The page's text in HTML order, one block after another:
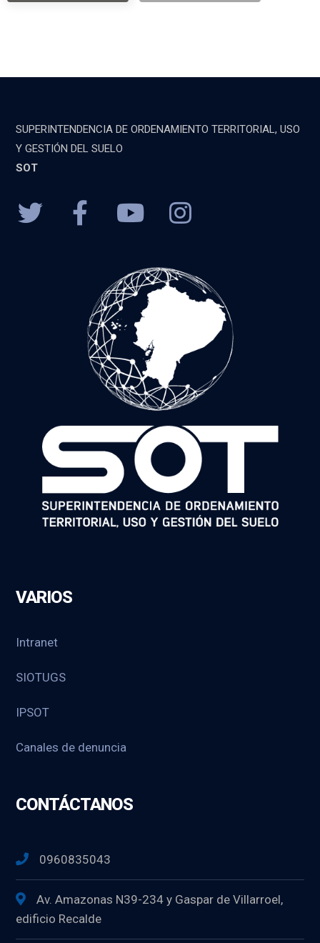
SUPERINTENDENCIA DE ORDENAMIENTO TERRITORIAL, USO
Y GESTIÓN DEL SUELO
SOT
VARIOS
Intranet
SIOTUGS
IPSOT
Canales de denuncia
CONTÁCTANOS
0960835043
Av. Amazonas N39-234 y Gaspar de Villarroel,
edificio Recalde